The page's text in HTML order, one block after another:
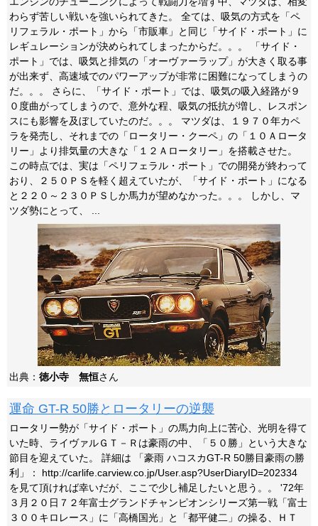
わらず苦しい戦いを強いられてきた。 全ては、吸気の方式を「ペ
リフェラル・ポート」から「市販車」と同じ「サイド・ポート」に
レギュレーションが決められてしまったからだ。。。 「サイド・
ポート」では、吸気と排気の「オーヴァーラップ」が大きく取る事
が出来ず、高速域でのパワーアップが非常に困難になってしまうの
だ。。。 さらに、「サイド・ポート」では、吸気の吸入経路が９
０度曲がってしまうので、意外な程、吸気の抵抗が増し、レスポン
スにも影響を及ぼしていたのだ。。。 マツダは、１９７０年カペ
ラを発売し、それまでの「ロータリー・クーペ」の「１０Ａロータ
リー」より排気量の大きな「１２Ａロータリー」を搭載させた。
この時点では、実は「ペリフェラル・ポート」での開発が終わって
おり、２５０ＰＳを軽く超えていたが、「サイド・ポート」になる
と２２０～２３０ＰＳしか馬力が望めなかった。。。 しかし、マ
ツダ勢にとって、 ...
出典： 徳小寺 無恒さん
運命 GT-R 50勝とロータリーの逆襲
ロータリー勢が「サイド・ポート」の馬力向上に苦心、光明を得て
いた時、ライヴァルＧＴ－Ｒは豪雨の中、「５０勝」という大きな
節目を迎えていた。 詳細は 「豪雨 ハコスカGT-R 50勝目豪雨の勝
利」： http://carlife.carview.co.jp/User.asp?UserDiaryID=202334
を見て頂ければ幸いだが、ここで少し補足したいと思う。。 '72年
３月２０日７２年富士グランドチャンピオンシリーズ第一戦「富士
３００キロレース」に「高橋国光」と「都平健二」の操る、ＨＴ